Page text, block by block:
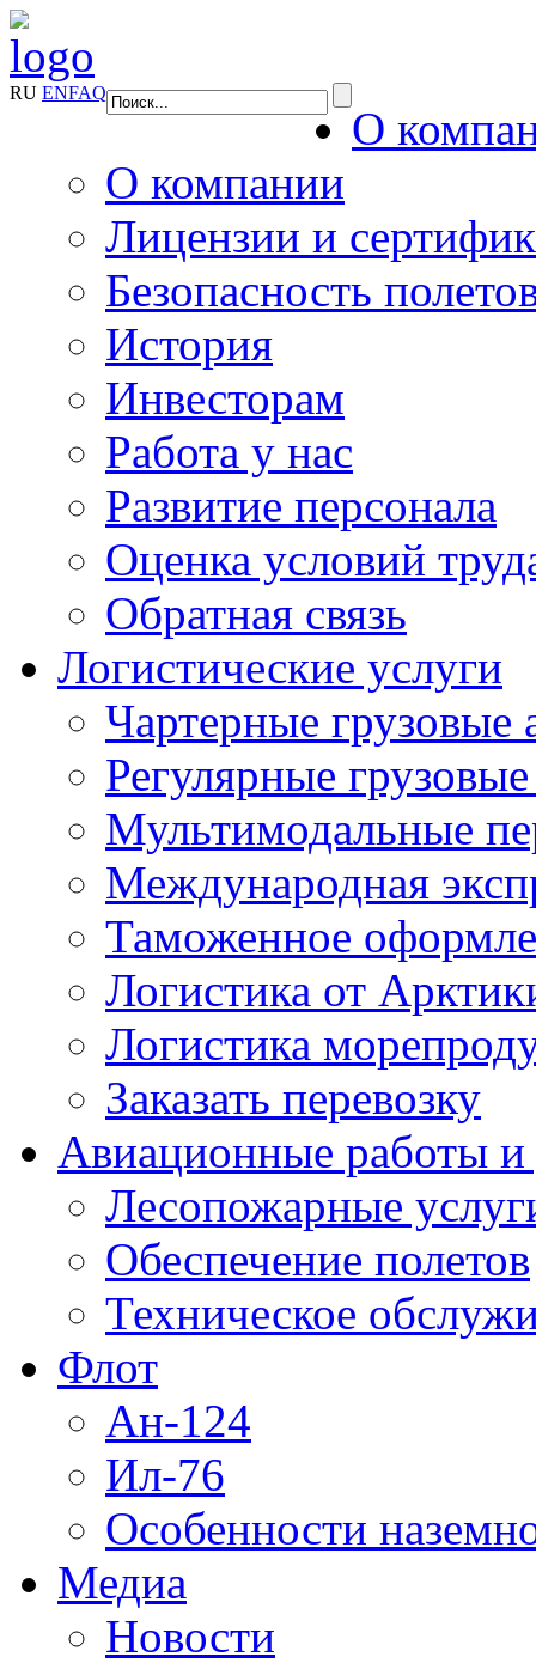
RU ENFAQ
О
О компании
Лицензии и
Безопасность
История
Инвесторам
Работа у нас
Развитие персонала
Оценка условий
Обратная связь
Логистические услуги
Чартерные грузовые
Регулярные
Мультимодальные
Международная
Таможенное
Логистика от
Логистика
Заказать перевозку
Авиационные работы и
Лесопожарные
Обеспечение полетов
Техническое
Флот
Ан-124
Ил-76
Особенности
Медиа
Новости